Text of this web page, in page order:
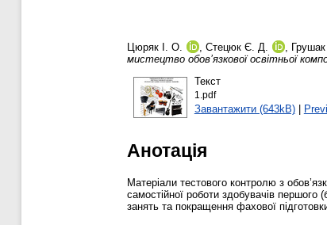
Цюряк І. О. , Стецюк Є. Д. ,
мистецтво обов’язкової освітньої
Текст
1.pdf
Завантажити (643kB)|
Анотація
Матеріали тестового контролю з
самостійної роботи здобувачів першого
занять та покращення фахової